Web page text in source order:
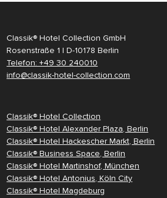
Classik® Hotel Collection GmbH
Rosenstraße 1 | D-10178 Berlin
Telefon: +49 30 240010
info@classik-hotel-collection.com
Classik® Hotel Collection
Classik® Hotel Alexander Plaza, Berlin
Classik® Hotel Hackescher Markt, Berlin
Classik® Business Space, Berlin
Classik® Hotel Martinshof, München
Classik® Hotel Antonius, Köln City
Classik® Hotel Magdeburg